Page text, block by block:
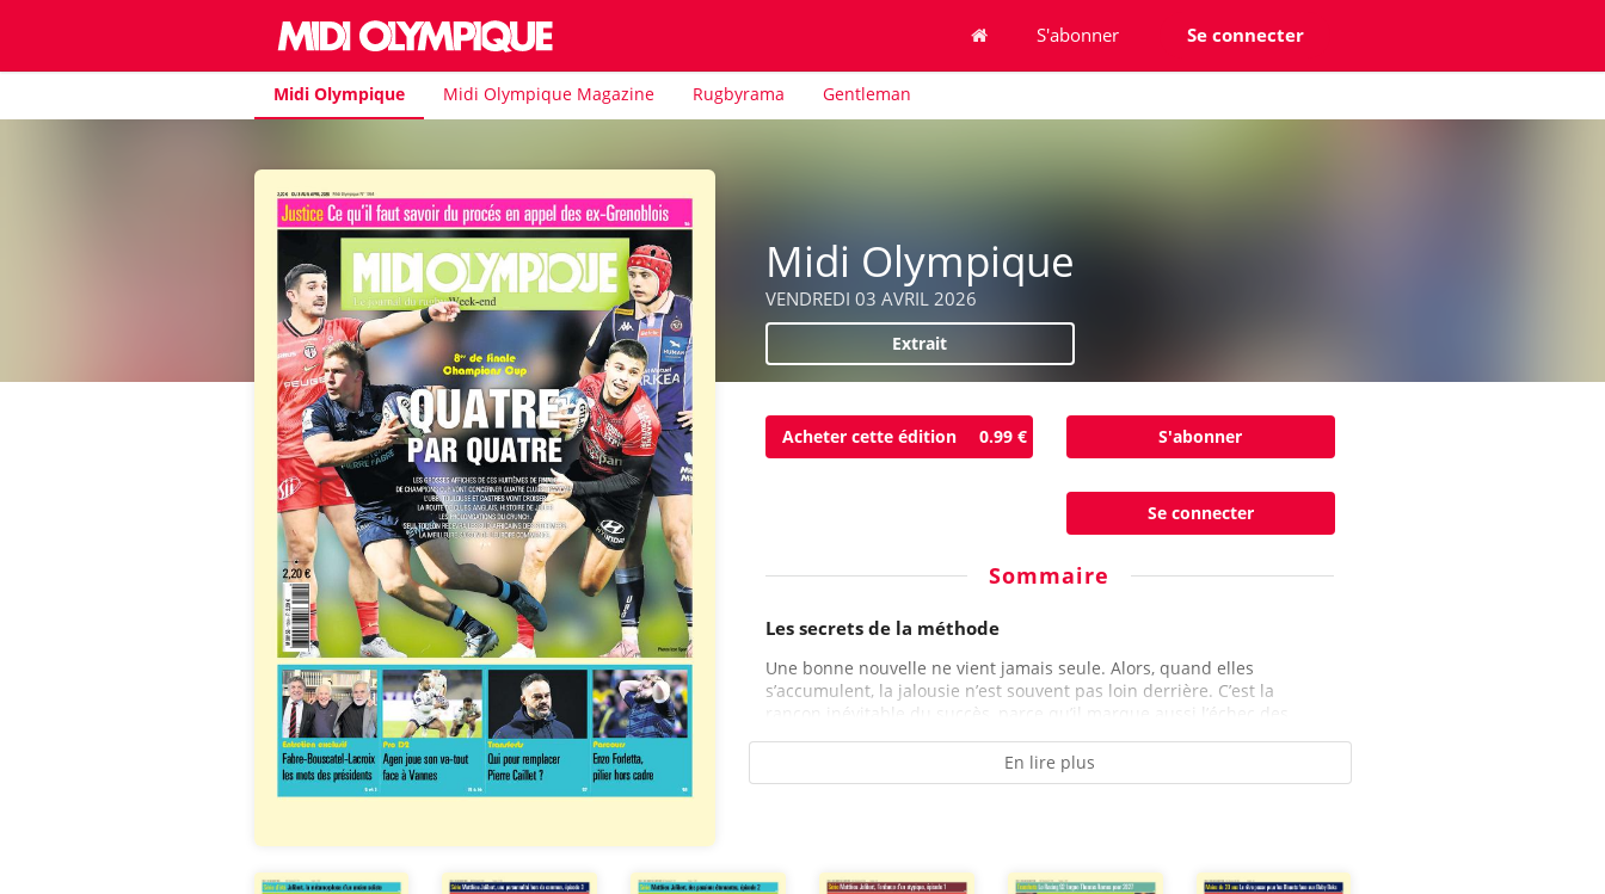
S'abonner Se connecter
Midi Olympique Midi Olympique Magazine Rugbyrama Gentleman
Midi Olympique
VENDREDI 03 AVRIL 2026
Extrait
Acheter cette édition 0.99 € S'abonner
Se connecter
Sommaire
Les secrets de la méthode
Une bonne nouvelle ne vient jamais seule. Alors, quand elles
s’accumulent, la jalousie n’est souvent pas loin derrière. C’est la
rançon inévitable du succès, parce qu’il marque aussi l’échec des...
En lire plus